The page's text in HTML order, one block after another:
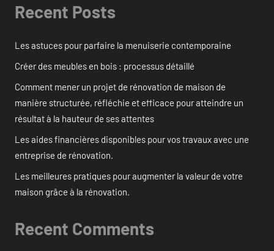
Recent Posts
Les astuces pour parfaire la menuiserie contemporaine
Créer des meubles en bois : processus détaillé
Comment mener un projet de rénovation de maison de
manière structurée, réfléchie et efficace pour atteindre un
résultat à la hauteur de ses attentes
Les aides financières disponibles pour vos travaux avec une
entreprise de rénovation.
Les meilleures pratiques pour augmenter la valeur de votre
maison grâce à la rénovation.
Recent Comments